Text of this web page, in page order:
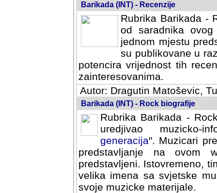
Barikada (INT) - Recenzije
Rubrika Barikada -
od saradnika
jednom mjestu
su publikovane u
potencira vrijednost tih
zainteresovanima.
Autor: Dragutin Matoševic,
Barikada (INT) - Rock biografije
Rubrika Barikada -
uredjivao muzicko-
Muzicari predstavljeni u
na ovom web portalu
Istovremeno, tim nacinom
sa svjetske muzicke scene
materijale.